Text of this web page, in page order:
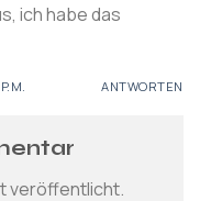
ich habe das
ANTWORTEN
veröffentlicht.